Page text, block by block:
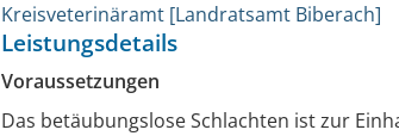
Kreisveterinäramt [Landratsamt Biberach]
Leistungsdetails
Voraussetzungen
Das betäubungslose Schlachten ist zur